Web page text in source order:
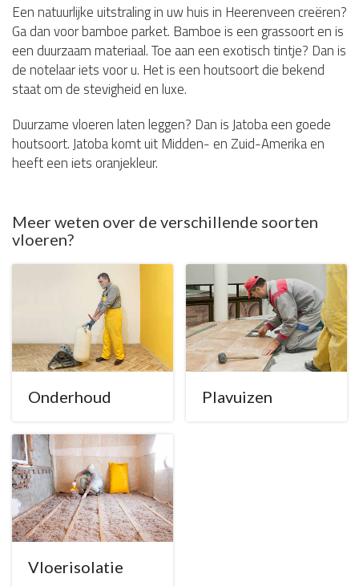
Een natuurlijke uitstraling in uw huis in Heerenveen creëren?
Ga dan voor bamboe parket. Bamboe is een grassoort en is
een duurzaam materiaal. Toe aan een exotisch tintje? Dan is
de notelaar iets voor u. Het is een houtsoort die bekend
staat om de stevigheid en luxe.
Duurzame vloeren laten leggen? Dan is Jatoba een goede
houtsoort. Jatoba komt uit Midden- en Zuid-Amerika en
heeft een iets oranjekleur.
Meer weten over de verschillende soorten
vloeren?
Onderhoud Plavuizen
Vloerisolatie